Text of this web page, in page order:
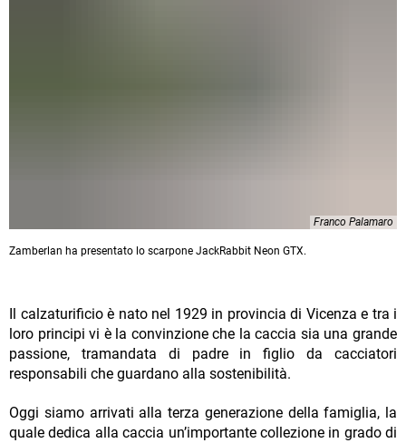
Franco Palamaro
Zamberlan ha presentato lo scarpone JackRabbit Neon GTX.
Il calzaturificio è nato nel 1929 in provincia di Vicenza e tra i
loro principi vi è la convinzione che la caccia sia una grande
passione, tramandata di padre in figlio da cacciatori
responsabili che guardano alla sostenibilità.
Oggi siamo arrivati alla terza generazione della famiglia, la
quale dedica alla caccia un’importante collezione in grado di